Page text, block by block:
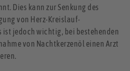
Dies kann zur Senkung des
von Herz-Kreislauf-
ist jedoch wichtig, bei bestehenden
von Nachtkerzenöl einen Arzt